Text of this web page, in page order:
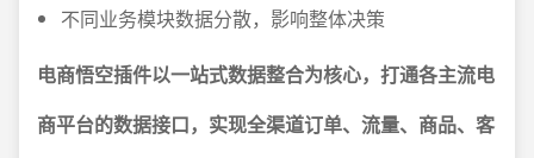
不同业务模块数据分散，影响整体决策
电商悟空插件以一站式数据整合为核心，打通各主流电
商平台的数据接口，实现全渠道订单、流量、商品、客